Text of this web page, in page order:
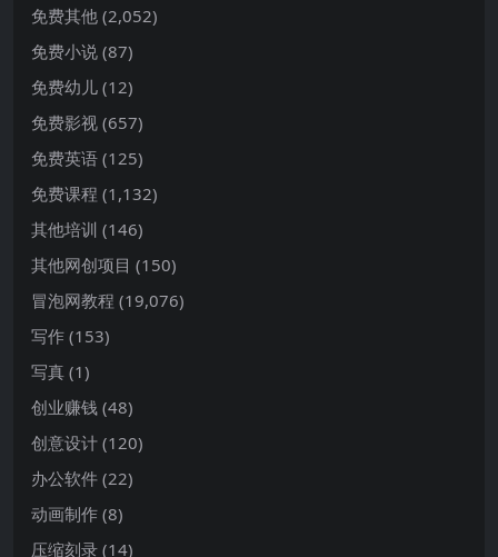
免费其他 (2,052)
免费小说 (87)
免费幼儿 (12)
免费影视 (657)
免费英语 (125)
免费课程 (1,132)
其他培训 (146)
其他网创项目 (150)
冒泡网教程 (19,076)
写作 (153)
写真 (1)
创业赚钱 (48)
创意设计 (120)
办公软件 (22)
动画制作 (8)
压缩刻录 (14)